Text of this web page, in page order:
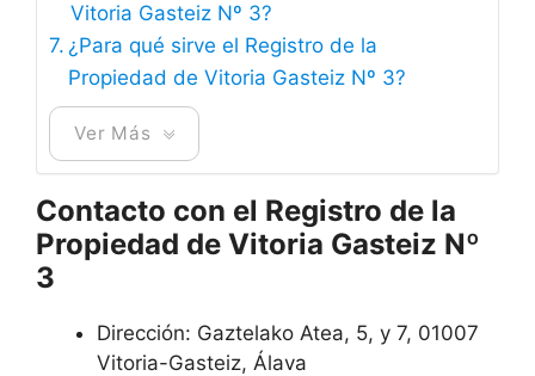
Vitoria Gasteiz Nº 3?
¿Para qué sirve el Registro de la
Propiedad de Vitoria Gasteiz Nº 3?
Ver Más
Contacto con el Registro de la
Propiedad de Vitoria Gasteiz Nº
3
Dirección: Gaztelako Atea, 5, y 7, 01007
Vitoria-Gasteiz, Álava